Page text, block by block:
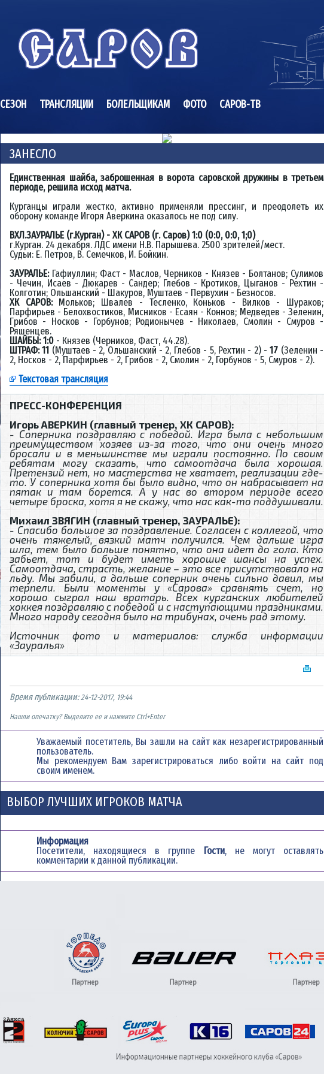
СЕЗОН ТРАНСЛЯЦИИ БОЛЕЛЬЩИКАМ ФОТО САРОВ-ТВ
ЗАНЕСЛО
Единственная шайба, заброшенная в ворота саровской дружины в третьем
периоде, решила исход матча.
Курганцы играли жестко, активно применяли прессинг, и преодолеть их
оборону команде Игоря Аверкина оказалось не под силу.
ВХЛ.ЗАУРАЛЬЕ (г.Курган) - ХК САРОВ (г. Саров) 1:0 (0:0, 0:0, 1;0)
г.Курган. 24 декабря. ЛДС имени Н.В. Парышева. 2500 зрителей/мест.
Судьи: Е. Петров, В. Семечков, И. Бойкин.
ЗАУРАЛЬЕ:Гафиуллин; Фаст - Маслов, Черников - Князев - Болтанов; Сулимов
- Чечин, Исаев - Дюкарев - Сандер; Глебов - Кротиков, Цыганов - Рехтин -
Колготин; Ольшанский - Шакуров, Муштаев - Первухин - Безносов.
ХК САРОВ: Мольков; Швалев - Тесленко, Коньков - Вилков - Шураков;
Парфирьев - Белохвостиков, Мисников - Есаян - Коннов; Медведев - Зеленин,
Грибов - Носков - Горбунов; Родионычев - Николаев, Смолин - Смуров -
Ряшенцев.
ШАЙБЫ: 1:0 - Князев (Черников, Фаст, 44.28).
ШТРАФ: 11 (Муштаев - 2, Ольшанский - 2, Глебов - 5, Рехтин - 2) -17 (Зеленин -
2, Носков - 2, Парфирьев - 2, Грибов - 2, Смолин - 2, Горбунов - 5, Смуров - 2).
Текстовая трансляция
ПРЕСС-КОНФЕРЕНЦИЯ
Игорь АВЕРКИН (главный тренер, ХК САРОВ):
- Соперника поздравляю с победой. Игра была с небольшим
преимуществом хозяев из-за того, что они очень много
бросали и в меньшинстве мы играли постоянно. По своим
ребятам могу сказать, что самоотдача была хорошая.
Претензий нет, но мастерства не хватает, реализации где-
то. У соперника хотя бы было видно, что он набрасывает на
пятак и там борется. А у нас во втором периоде всего
четыре броска, хотя я не скажу, что нас как-то поддушивали.
Михаил ЗВЯГИН (главный тренер, ЗАУРАЛЬЕ):
- Спасибо большое за поздравление. Согласен с коллегой, что
очень тяжелый, вязкий матч получился. Чем дальше игра
шла, тем было больше понятно, что она идет до гола. Кто
забьет, тот и будет иметь хорошие шансы на успех.
Самоотдача, страсть, желание – это все присутствовало на
льду. Мы забили, а дальше соперник очень сильно давил, мы
терпели. Были моменты у «Сарова» сравнять счет, но
хорошо сыграл наш вратарь. Всех курганских любителей
хоккея поздравляю с победой и с наступающими праздниками.
Много народу сегодня было на трибунах, очень рад этому.
Источник фото и материалов: служба информации
«Зауралья»
Время публикации:24-12-2017, 19:44
Нашли опечатку? Выделите ее и нажмите Ctrl+Enter
Уважаемый посетитель, Вы зашли на сайт как незарегистрированный
пользователь.
Мы рекомендуем Вам зарегистрироваться либо войти на сайт под
своим именем.
ВЫБОР ЛУЧШИХ ИГРОКОВ МАТЧА
Информация
Посетители, находящиеся в группе Гости, не могут оставлять
комментарии к данной публикации.